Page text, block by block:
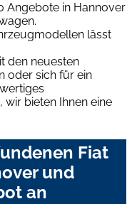
Angebote in Hannover
lässt
den neuesten
oder sich für ein
bieten Ihnen eine
Fiat
und
an